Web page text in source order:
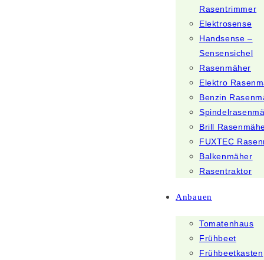
Rasentrimmer
Elektrosense
Handsense –
Sensensichel
Rasenmäher
Elektro
Benzin
Brill
FUXTEC
Balkenmäher
Rasentraktor
Anbauen
Tomatenhaus
Frühbeet
Frühbeetkasten